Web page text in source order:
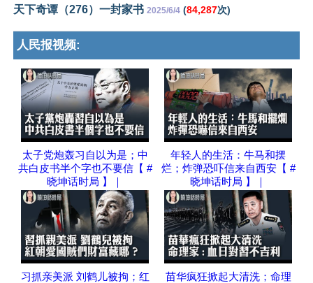
天下奇谭（276）一封家书 2025/6/4 (84,287次)
人民报视频:
太子党炮轰习自以为是；中
共白皮书半个字也不要信【 #
晓坤话时局 】｜
年轻人的生活：牛马和摆
烂；炸弹恐吓信来自西安【 #
晓坤话时局 】｜
习抓亲美派 刘鹤儿被拘；红
苗华疯狂掀起大清洗；命理